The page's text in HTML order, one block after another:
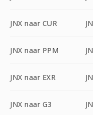
JNX naar CUR
JNX naar PPM
JNX naar EXR
JNX naar G3